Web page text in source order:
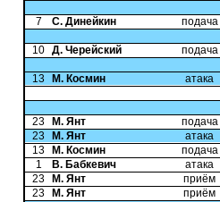
7 С. Динейкин подача
10 Д. Черейский подача
13 М. Космин атака
23 М. Янт
подача
23
М. Янт
атака
13
М. Космин
подача
1
В. Бабкевич
атака
23
М. Янт
приём
23
М. Янт приём